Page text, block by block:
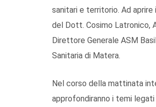
sanitari e territorio. Ad aprire
del Dott. Cosimo Latronico,
Direttore Generale ASM
Sanitaria di Matera.
Nel corso della mattinata
approfondiranno i temi